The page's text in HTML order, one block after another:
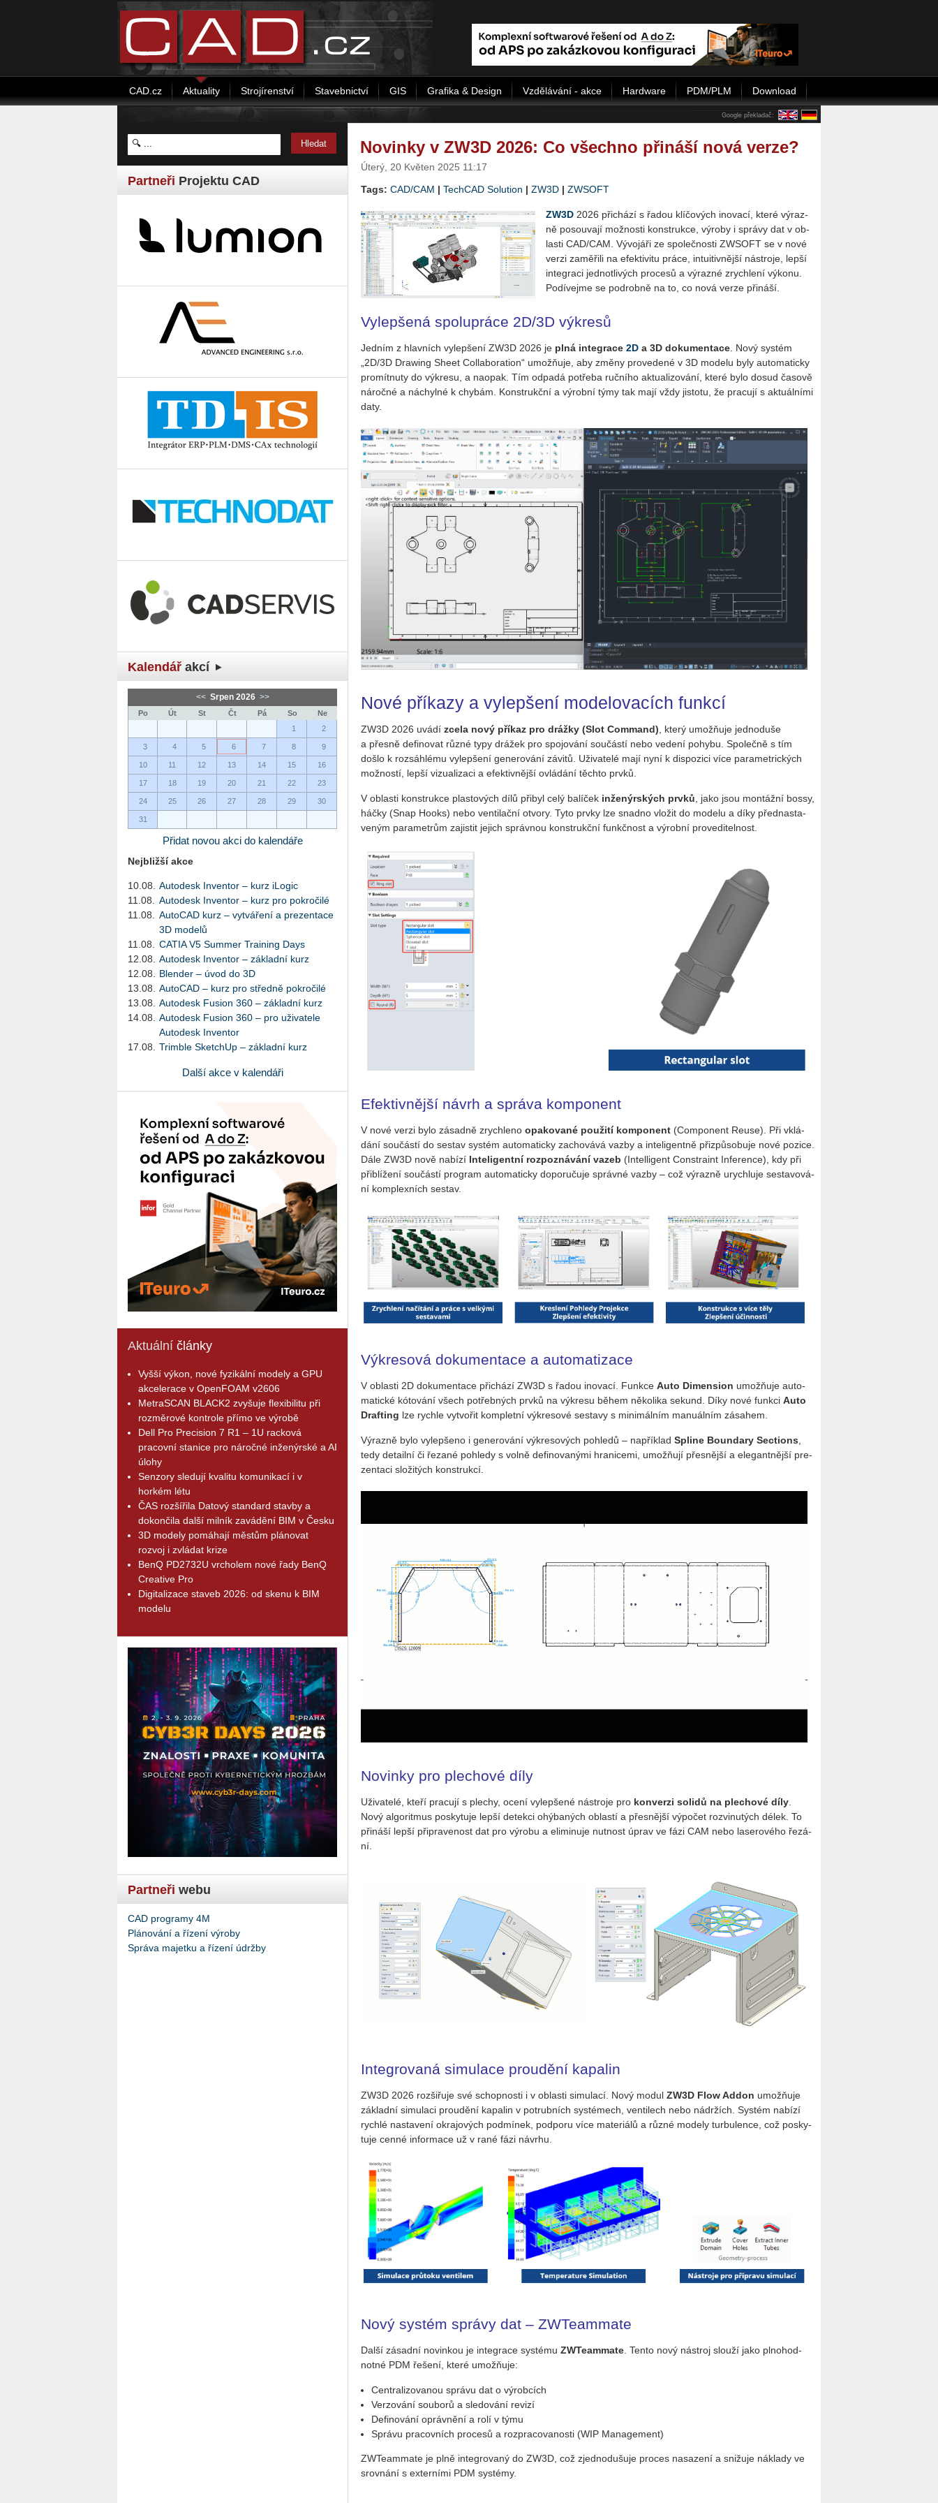
CAD.cz Aktuality Strojírenství Stavebnictví GIS Grafika & Design Vzdělávání - akce Hardware PDM/PLM Download
Google překladač:
Partneři Projektu CAD
Kalendář akcí
<< Srpen 2026 >>
Po Út St Čt Pá So
Ne
1
2
3 4 5 6 7 8 9
10 11 12 13 14 15 16
17 18 19 20 21 22 23
24 25 26 27 28 29 30
31
Přidat novou akci do kalendáře
Nejbližší akce
10.08.
Autodesk Inventor – kurz iLogic
11.08.
Autodesk Inventor – kurz pro pokročilé
11.08.
AutoCAD kurz – vytváření a prezentace
3D modelů
11.08.
CATIA V5 Summer Training Days
12.08.
Autodesk Inventor – základní kurz
12.08.
Blender – úvod do 3D
13.08.
AutoCAD – kurz pro středně pokročilé
13.08.
Autodesk Fusion 360 – základní kurz
14.08.
Autodesk Fusion 360 – pro uživatele
Autodesk Inventor
17.08.
Trimble SketchUp – základní kurz
Další akce v kalendáři
Aktuální články
Vyšší výkon, nové fyzikální modely a GPU
akcelerace v OpenFOAM v2606
MetraSCAN BLACK2 zvyšuje flexibilitu při
rozměrové kontrole přímo ve výrobě
Dell Pro Precision 7 R1 – 1U racková
pracovní stanice pro náročné inženýrské a AI
úlohy
Senzory sledují kvalitu komunikací i v
horkém létu
ČAS rozšířila Datový standard stavby a
dokončila další milník zavádění BIM v Česku
3D modely pomáhají městům plánovat
rozvoj i zvládat krize
BenQ PD2732U vrcholem nové řady BenQ
Creative Pro
Digitalizace staveb 2026: od skenu k BIM
modelu
Partneři webu
CAD programy 4M
Plánování a řízení výroby
Správa majetku a řízení údržby
Novinky v ZW3D 2026: Co všechno přináší nová verze?
Úterý, 20 Květen 2025 11:17
Tags: CAD/CAM | TechCAD Solution | ZW3D | ZWSOFT
ZW3D 2026 při­chá­zí s řadou klí­čo­vých ino­va­cí, které vý­raz­
ně po­sou­va­jí mož­nos­ti kon­struk­ce, vý­ro­by i sprá­vy dat v ob­
las­ti CAD/CAM. Vý­vo­já­ři ze spo­leč­nos­ti ZW­SOFT se v nové
verzi za­mě­ři­li na efek­ti­vi­tu práce, in­tu­i­tiv­něj­ší ná­stro­je, lepší
in­te­gra­ci jed­not­li­vých pro­ce­sů a vý­raz­né zrych­le­ní vý­ko­nu.
Po­dí­vej­me se po­drob­ně na to, co nová verze při­ná­ší.
Vylepšená spolupráce 2D/3D výkresů
Jed­ním z hlav­ních vy­lep­še­ní ZW3D 2026 je plná in­te­gra­ce 2D a 3D do­ku­men­ta­ce . Nový sys­tém
„2D/3D Dra­wing Sheet Col­la­bo­rati­on“ umož­ňuje, aby změny pro­ve­de­né v 3D mo­de­lu byly au­to­ma­tic­ky
pro­mít­nu­ty do vý­kre­su, a na­o­pak. Tím od­pa­dá po­tře­ba ruč­ní­ho ak­tu­a­li­zo­vá­ní, které bylo dosud ča­so­vě
ná­roč­né a ná­chyl­né k chy­bám. Kon­strukč­ní a vý­rob­ní týmy tak mají vždy jis­to­tu, že pra­cu­jí s ak­tu­ál­ní­mi
daty.
Nové příkazy a vylepšení modelovacích funkcí
ZW3D 2026 uvádí zcela nový pří­kaz pro dráž­ky (Slot Com­mand) , který umož­ňuje jed­no­du­še
a přes­ně de­fi­no­vat různé typy drá­žek pro spo­jo­vá­ní sou­čás­tí nebo ve­de­ní po­hy­bu. Spo­leč­ně s tím
došlo k roz­sáh­lé­mu vy­lep­še­ní ge­ne­ro­vá­ní zá­vi­tů. Uži­va­te­lé mají nyní k dis­po­zi­ci více pa­ra­me­t­ric­kých
mož­nos­tí, lepší vi­zu­a­li­za­ci a efek­tiv­něj­ší ovlá­dá­ní těch­to prvků.
V ob­las­ti kon­struk­ce plas­to­vých dílů při­byl celý ba­lí­ček in­že­nýr­ských prvků , jako jsou mon­táž­ní bossy,
háčky (Snap Hooks) nebo ven­ti­lač­ní ot­vo­ry. Tyto prvky lze snad­no vlo­žit do mo­de­lu a díky před­na­sta­
ve­ným pa­ra­me­t­rům za­jis­tit je­jich správ­nou kon­strukč­ní funkč­nost a vý­rob­ní pro­ve­di­tel­nost.
Efektivnější návrh a správa komponent
V nové verzi bylo zá­sad­ně zrych­le­no opa­ko­va­né po­u­ži­tí kom­po­nent (Com­po­nent Reuse). Při vklá­
dá­ní sou­čás­tí do se­stav sys­tém au­to­ma­tic­ky za­cho­vá­vá vazby a in­te­li­gent­ně při­způ­so­bu­je nové po­zi­ce.
Dále ZW3D nově na­bí­zí In­te­li­gent­ní roz­po­zná­vá­ní vazeb (In­tel­li­gent Con­stra­int In­fe­ren­ce), kdy při
při­blí­že­ní sou­čás­tí pro­gram au­to­ma­tic­ky do­po­ru­ču­je správ­né vazby – což vý­raz­ně urych­lu­je se­sta­vo­vá­
ní kom­plex­ních se­stav.
Výkresová dokumentace a automatizace
V ob­las­ti 2D do­ku­men­ta­ce při­chá­zí ZW3D s řadou ino­va­cí. Funk­ce Auto Di­mensi­on umož­ňuje au­to­
ma­tic­ké kóto­vá­ní všech po­třeb­ných prvků na vý­kre­su během ně­ko­li­ka sekund. Díky nové funk­ci Auto
Draf­ting lze rych­le vy­tvo­řit kom­plet­ní vý­kre­so­vé se­sta­vy s mi­ni­mál­ním ma­nu­ál­ním zá­sa­hem.
Vý­raz­ně bylo vy­lep­še­no i ge­ne­ro­vá­ní vý­kre­so­vých po­hle­dů – na­pří­klad Spli­ne Boun­da­ry Secti­ons
tedy de­tail­ní či ře­za­né po­hle­dy s volně de­fi­no­va­ný­mi hra­ni­ce­mi, umož­ňují přes­něj­ší a ele­gant­něj­ší pre­
zen­ta­ci slo­ži­tých kon­struk­cí.
Novinky pro plechové díly
Uži­va­te­lé, kteří pra­cu­jí s ple­chy, ocení vy­lep­še­né ná­stro­je pro kon­ver­zi so­li­dů na ple­cho­vé díly
Nový al­go­rit­mus po­sky­tu­je lepší de­tek­ci ohý­ba­ných ob­las­tí a přes­něj­ší vý­po­čet roz­vi­nu­tých délek. To
při­ná­ší lepší při­pra­ve­nost dat pro vý­ro­bu a eli­mi­nu­je nut­nost úprav ve fázi CAM nebo la­se­ro­vé­ho ře­zá­
ní.
Integrovaná simulace proudění kapalin
ZW3D 2026 roz­ši­řu­je své schop­nos­ti i v ob­las­ti si­mu­la­cí. Nový modul ZW3D Flow Addon umož­ňuje
zá­klad­ní si­mu­la­ci prou­dě­ní ka­pa­lin v po­trub­ních sys­té­mech, ven­ti­lech nebo ná­dr­žích. Sys­tém na­bí­zí
rych­lé na­sta­ve­ní okra­jo­vých pod­mí­nek, pod­po­ru více ma­te­ri­á­lů a různé mo­de­ly tur­bu­len­ce, což po­sky­
tu­je cenné in­for­ma­ce už v rané fázi ná­vr­hu.
Nový systém správy dat – ZWTeammate
Další zá­sad­ní no­vin­kou je in­te­gra­ce sys­té­mu ZW­Team­ma­te . Tento nový ná­stroj slou­ží jako pl­no­hod­
not­né PDM ře­še­ní, které umož­ňuje:
Cen­t­ra­li­zo­va­nou sprá­vu dat o vý­rob­cích
Ver­zo­vá­ní sou­bo­rů a sle­do­vá­ní re­vi­zí
De­fi­no­vá­ní opráv­ně­ní a rolí v týmu
Sprá­vu pra­cov­ních pro­ce­sů a roz­pra­co­va­nos­ti (WIP Ma­na­ge­ment)
ZW­Team­ma­te je plně in­te­gro­va­ný do ZW3D, což zjed­no­du­šu­je pro­ces na­sa­ze­ní a sni­žu­je ná­kla­dy ve
srov­ná­ní s ex­ter­ní­mi PDM sys­témy.